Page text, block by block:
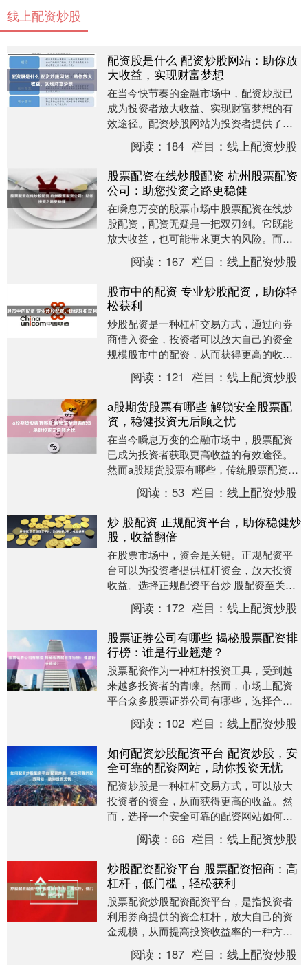
线上配资炒股
配资股是什么 配资炒股网站：助你放
大收益，实现财富梦想
在当今快节奏的金融市场中，配资炒股已
成为投资者放大收益、实现财富梦想的有
效途径。配资炒股网站为投资者提供了便
捷的平台，让他们可以利用杠杆效应，以
较小的资金撬动更....
阅读： 184 栏目：线上配资炒股
股票配资在线炒股配资 杭州股票配资
公司：助您投资之路更稳健
在瞬息万变的股票市场中股票配资在线炒
股配资，配资无疑是一把双刃剑。它既能
放大收益，也可能带来更大的风险。而选
择一家可靠的股票配资公司至关重要。 1.
东方财富证....
阅读： 167 栏目：线上配资炒股
股市中的配资 专业炒股配资，助你轻
松获利
炒股配资是一种杠杆交易方式，通过向券
商借入资金，投资者可以放大自己的资金
规模股市中的配资，从而获得更高的收
益。专业炒股配资平台可以为投资者提供
安全可靠的配资服务....
阅读： 121 栏目：线上配资炒股
a股期货股票有哪些 解锁安全股票配
资，稳健投资无后顾之忧
在当今瞬息万变的金融市场中，股票配资
已成为投资者获取更高收益的有效途径。
然而a股期货股票有哪些，传统股票配资往
往存在风险高、门槛高等弊端。 * **正规合
规：*....阅读：53 栏目：线上配资炒股
炒 股配资 正规配资平台，助你稳健炒
股，收益翻倍
在股票市场中，资金是关键。正规配资平
台可以为投资者提供杠杆资金，放大投资
收益。选择正规配资平台炒 股配资至关重
要，它能保障资金安全，并提供专业指
导。 根据我国《....
阅读： 172 栏目：线上配资炒股
股票证券公司有哪些 揭秘股票配资排
行榜：谁是行业翘楚？
股票配资作为一种杠杆投资工具，受到越
来越多投资者的青睐。然而，市场上配资
平台众多股票证券公司有哪些，选择合适
的平台至关重要。 盈米配资是国内领先的
股票配资平台，....
阅读： 102 栏目：线上配资炒股
如何配资炒股配资平台 配资炒股，安
全可靠的配资网站，助你投资无忧
配资炒股是一种杠杆交易方式，可以放大
投资者的资金，从而获得更高的收益。然
而，选择一个安全可靠的配资网站如何配
资炒股配资平台至关重要，以避免资金损
失和投资风险。 ....
阅读：66 栏目：线上配资炒股
炒股配资配资平台 股票配资招商：高
杠杆，低门槛，轻松获利
股票配资炒股配资配资平台，是指投资者
利用券商提供的资金杠杆，放大自己的资
金规模，从而提高投资收益率的一种方
式。近年来，股票配资市场火爆异常，不
少投资者通过配资获....
阅读： 187 栏目：线上配资炒股